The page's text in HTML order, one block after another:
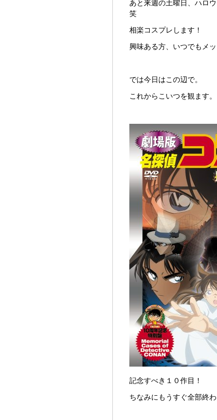
あと来週の土曜日、ハロ
笑
相楽コスプレします！
興味ある方、いつでもメ
では今日はこの辺で。
これからこいつを観ます。
記念すべき１０作目！
ちなみにもうすぐ全部終